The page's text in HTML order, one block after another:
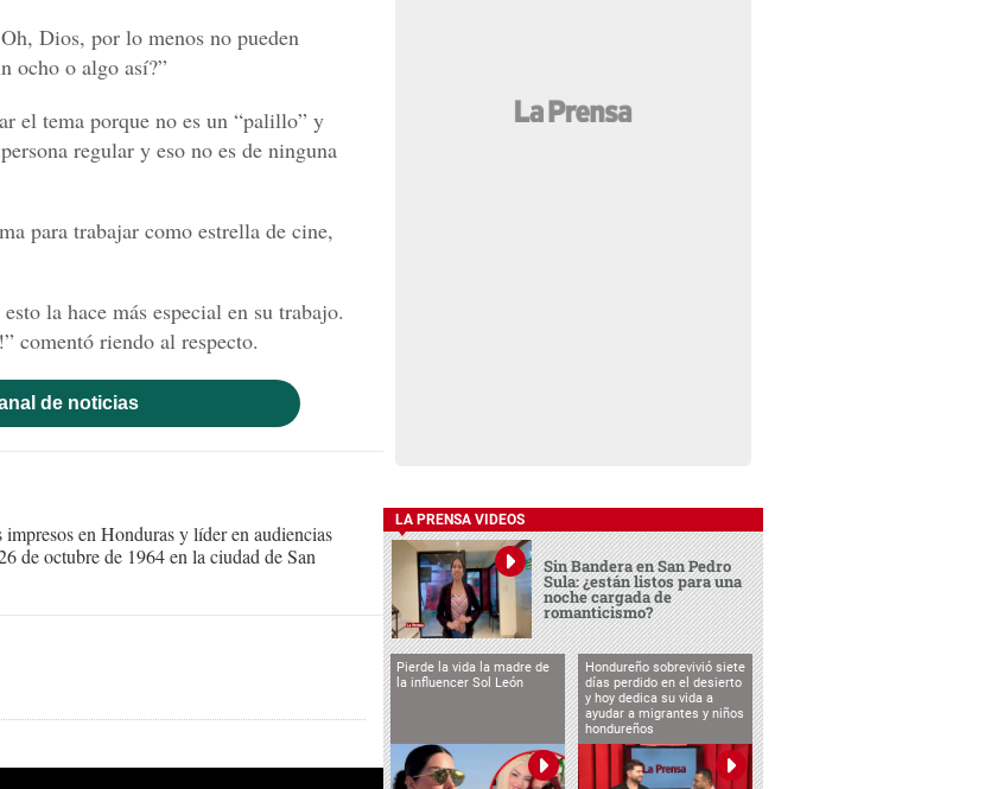
Dios, por lo menos no pueden
ocho o algo así?”
el tema porque no es un “palillo” y
regular y eso no es de ninguna
para trabajar como estrella de cine,
la hace más especial en su trabajo.
comentó riendo al respecto.
de noticias
en Honduras y líder en audiencias
de octubre de 1964 en la ciudad de San
LA PRENSA VIDEOS
Sin Bandera en San Pedro
Sula: ¿están listos para una
noche cargada de
romanticismo?
Pierde la vida la madre de
la influencer Sol León
Hondureño sobrevivió siete
días perdido en el desierto
y hoy dedica su vida a
ayudar a migrantes y niños
hondureños